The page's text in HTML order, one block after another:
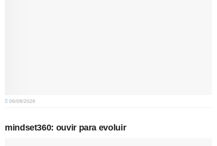
06/08/2026
mindset360: ouvir para evoluir